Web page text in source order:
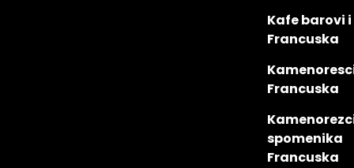
Kafe barovi
Francuska
Francuska
spomenika
Francuska